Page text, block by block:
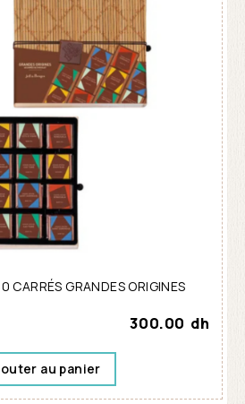
CARRÉS GRANDES ORIGINES
300.00 dh
au panier